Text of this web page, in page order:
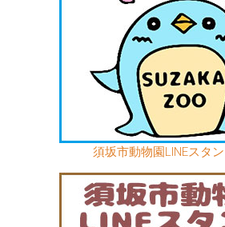
須坂市動物園LINEスタ